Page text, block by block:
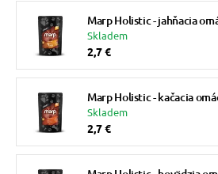
Marp Holistic - jahňacia
Skladem
2,7 €
Marp Holistic - kačacia
Skladem
2,7 €